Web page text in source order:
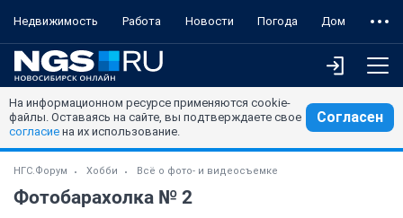
Недвижимость Работа Новости Погода Дом
На информационном ресурсе применяются cookie-
файлы. Оставаясь на сайте, вы подтверждаете свое
согласие на их использование.
Согласен
НГС.Форум Хобби Всё о фото- и видеосъемке
Фотобарахолка № 2